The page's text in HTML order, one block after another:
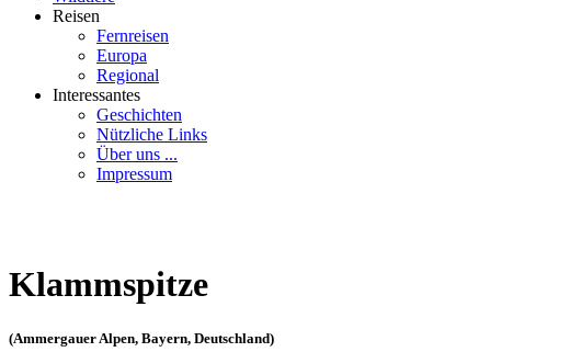
Reisen
Fernreisen
Europa
Regional
Interessantes
Geschichten
Nützliche Links
Über uns ...
Impressum
Klammspitze
(Ammergauer Alpen, Bayern, Deutschland)